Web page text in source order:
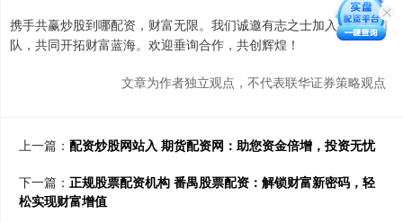
携手共赢炒股到哪配资，财富无限。我们诚邀有志之士加入我们的团
队，共同开拓财富蓝海。欢迎垂询合作，共创辉煌！
文章为作者独立观点，不代表联华证券策略观点
上一篇： 配资炒股网站入 期货配资网：助您资金倍增，投资无忧
下一篇： 正规股票配资机构 番禺股票配资：解锁财富新密码，轻
松实现财富增值